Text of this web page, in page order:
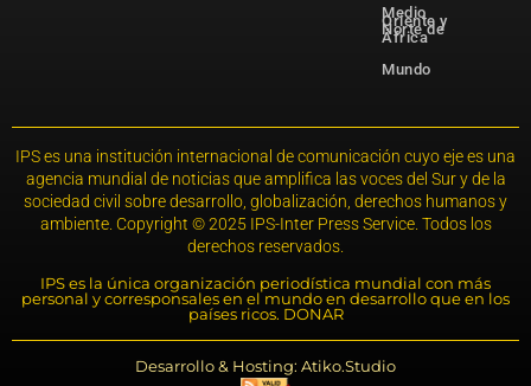
Medio
Oriente y
Norte de
África
Mundo
IPS es una institución internacional de comunicación cuyo eje es una
agencia mundial de noticias que amplifica las voces del Sur y de la
sociedad civil sobre desarrollo, globalización, derechos humanos y
ambiente. Copyright © 2025 IPS-Inter Press Service. Todos los
derechos reservados.
IPS es la única organización periodística mundial con más
personal y corresponsales en el mundo en desarrollo que en los
países ricos. DONAR
Desarrollo & Hosting: Atiko.Studio